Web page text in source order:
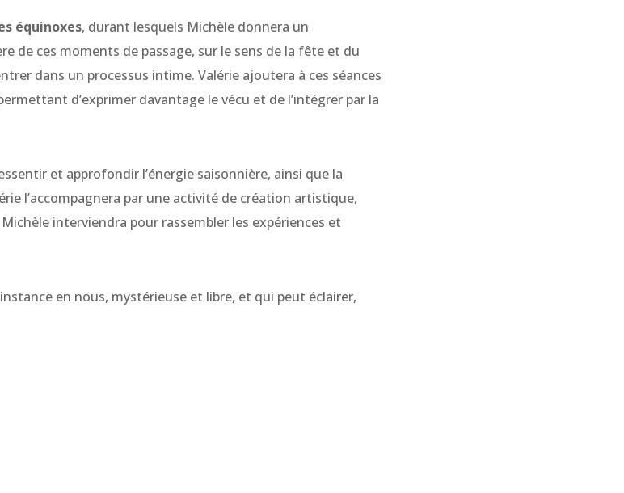
équinoxes, durant lesquels Michèle donnera un
de ces moments de passage, sur le sens de la fête et du
dans un processus intime. Valérie ajoutera à ces séances
d’exprimer davantage le vécu et de l’intégrer par la
et approfondir l’énergie saisonnière, ainsi que la
l’accompagnera par une activité de création artistique,
interviendra pour rassembler les expériences et
instance en nous, mystérieuse et libre, et qui peut éclairer,